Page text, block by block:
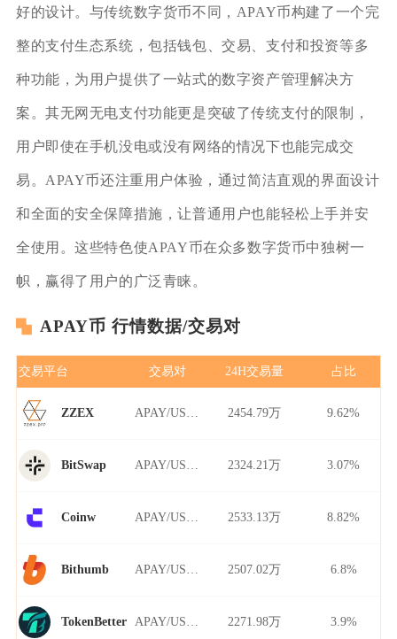
好的设计。与传统数字货币不同，APAY币构建了一个完
整的支付生态系统，包括钱包、交易、支付和投资等多
种功能，为用户提供了一站式的数字资产管理解决方
案。其无网无电支付功能更是突破了传统支付的限制，
用户即使在手机没电或没有网络的情况下也能完成交
易。APAY币还注重用户体验，通过简洁直观的界面设计
和全面的安全保障措施，让普通用户也能轻松上手并安
全使用。这些特色使APAY币在众多数字货币中独树一
帜，赢得了用户的广泛青睐。
APAY币 行情数据/交易对
交易平台 交易对 24H交易量 占比
ZZEX 2454.79万 9.62%
BitSwap 2324.21万 3.07%
Coinw 2533.13万 8.82%
Bithumb 2507.02万 6.8%
TokenBetter 2271.98万 3.9%